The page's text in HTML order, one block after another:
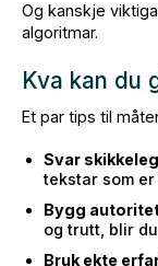
Og kanskje
algoritmar.
Kva kan du
Et par tips til
Svar
tekstar som
Bygg
og trutt, blir
Bruk ekte